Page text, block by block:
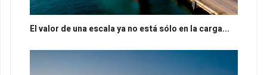
El valor de una escala ya no está sólo en la carga...